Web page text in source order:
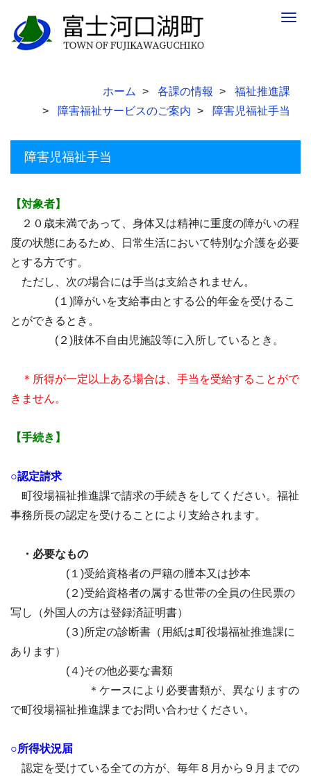
ホーム 各課の情報
福祉推進課
障害福祉サービスのご案内
障害児福祉手当
障害児福祉手当
【対象者】
２０歳未満であって、身体又は精神に重度の障がいの程
度の状態にあるため、日常生活において特別な介護を必要
とする方です。
ただし、次の場合には手当は支給されません。
(１)障がいを支給事由とする公的年金を受けるこ
とができるとき。
(２)肢体不自由児施設等に入所しているとき。
＊所得が一定以上ある場合は、手当を受給することがで
きません。
【手続き】
○認定請求
町役場福祉推進課で請求の手続きをしてください。福祉
事務所長の認定を受けることにより支給されます。
・必要なもの
(１)受給資格者の戸籍の謄本又は抄本
(２)受給資格者の属する世帯の全員の住民票の
写し（外国人の方は登録済証明書）
(３)所定の診断書（用紙は町役場福祉推進課に
あります）
(４)その他必要な書類
＊ケースにより必要書類が、異なりますの
で町役場福祉推進課までお問い合わせください。
○所得状況届
認定を受けている全ての方が、毎年８月から９月までの